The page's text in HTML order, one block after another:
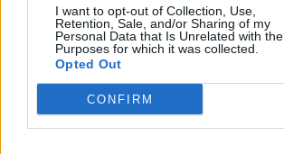
I want to opt-out of Collection, Use,
Retention, Sale, and/or Sharing of my
Personal Data that Is Unrelated with the
Purposes for which it was collected.
Opted Out
CONFIRM
új nat
történelem könyv